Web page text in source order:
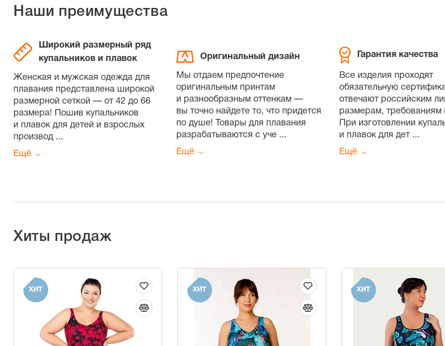
Наши преимущества
Широкий размерный ряд
купальников и плавок
Женская и мужская одежда для
плавания представлена широкой
размерной сеткой — от 42 до 66
размера! Пошив купальников
и плавок для детей и взрослых
производ...
Ещё
Оригинальный дизайн
Мы отдаем предпочтение
оригинальным принтам
и разнообразным оттенкам —
вы точно найдете то, что придется
по душе! Товары для плавания
разрабатываются с уче ...
Ещё
Гарантия качества
Все изделия проходят
обязательную
отвечают российским
размерам, требованиям
При изготовлении
и плавок для дет...
Ещё
Хиты продаж
ХИТ ХИТ ХИТ